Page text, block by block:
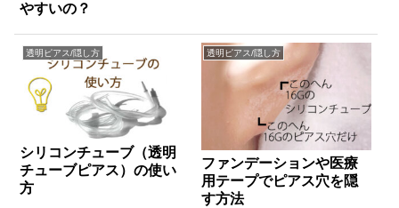
やすいの？
透明ピアス/隠し方
シリコンチューブ（透明
チューブピアス）の使い
方
透明ピアス/隠し方
ファンデーションや医療
用テープでピアス穴を隠
す方法